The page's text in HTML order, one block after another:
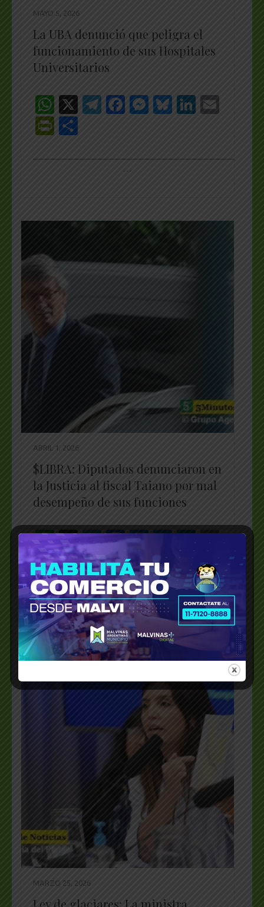
MAYO 5, 2026
La UBA denunció que peligra el
funcionamiento de sus Hospitales
Universitarios
WhatsApp
X Telegram
Facebook
Messenger
Bluesky
PrintFriendly
…
ABRIL 1, 2026
$LIBRA: Diputados denunciaron en
la Justicia al fiscal Taiano por mal
desempeño de sus funciones
WhatsApp
X Telegram
Facebook
Messenger
Bluesky
PrintFriendly
Share
…
MARZO 25, 2026
Ley de glaciares: La ministra